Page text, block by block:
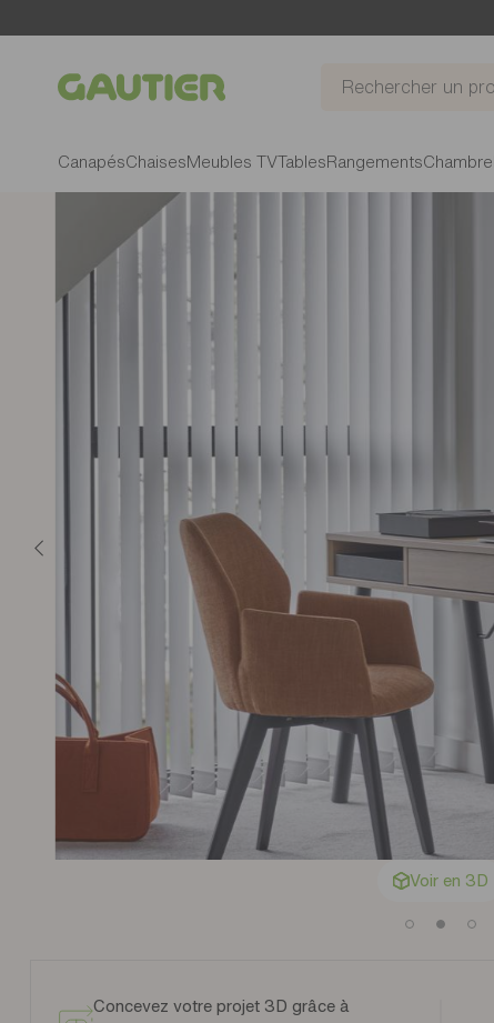
Gautier
CanapésChaises Meubles TVTables RangementsChambre
Voir en 3D
Concevez votre projet 3D grâce à